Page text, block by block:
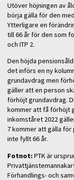
Utöver höjningen av
börja gälla för den
Ytterligare en
till 66 år för den som
och ITP 2.
Den höjda
det införs en ny
grundavdrag men
gäller att en person
förhöjt grundavdrag.
kommer att få förhöjt
inkomståret 2022
7 kommer att gälla
inte fyllt 66 år.
Fotnot:PTK är
Förhandlings- och